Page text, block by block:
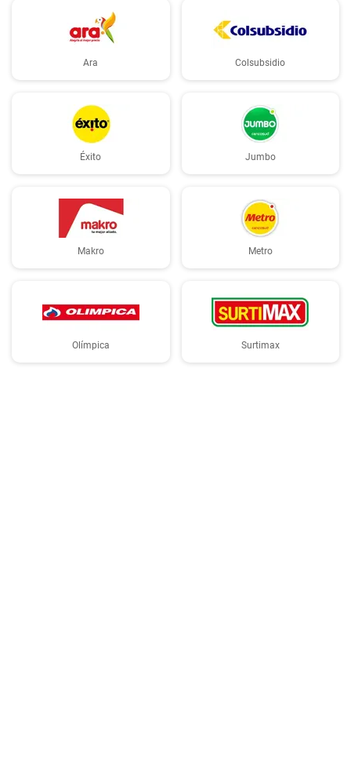
Ara Colsubsidio
Éxito Jumbo
Makro Metro
Olímpica Surtimax